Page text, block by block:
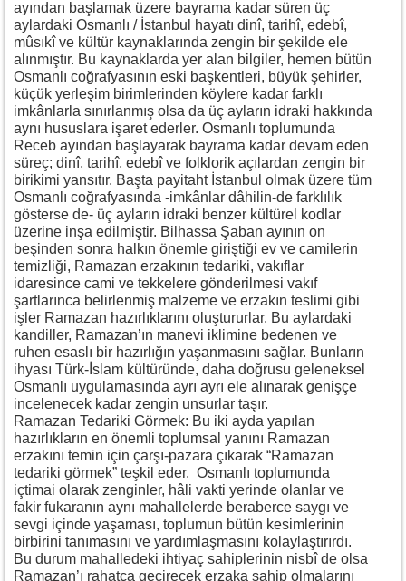
ayından başlamak üzere bayrama kadar süren üç
aylardaki Osmanlı / İstanbul hayatı dinî, tarihî, edebî,
mûsıkî ve kültür kaynaklarında zengin bir şekilde ele
alınmıştır. Bu kaynaklarda yer alan bilgiler, hemen bütün
Osmanlı coğrafyasının eski başkentleri, büyük şehirler,
küçük yerleşim birimlerinden köylere kadar farklı
imkânlarla sınırlanmış olsa da üç ayların idraki hakkında
aynı hususlara işaret ederler. Osmanlı toplumunda
Receb ayından başlayarak bayrama kadar devam eden
süreç; dinî, tarihî, edebî ve folklorik açılardan zengin bir
birikimi yansıtır. Başta payitaht İstanbul olmak üzere tüm
Osmanlı coğrafyasında -imkânlar dâhilin-de farklılık
gösterse de- üç ayların idraki benzer kültürel kodlar
üzerine inşa edilmiştir. Bilhassa Şaban ayının on
beşinden sonra halkın önemle giriştiği ev ve camilerin
temizliği, Ramazan erzakının tedariki, vakıflar
idaresince cami ve tekkelere gönderilmesi vakıf
şartlarınca belirlenmiş malzeme ve erzakın teslimi gibi
işler Ramazan hazırlıklarını oluştururlar. Bu aylardaki
kandiller, Ramazan’ın manevi iklimine bedenen ve
ruhen esaslı bir hazırlığın yaşanmasını sağlar. Bunların
ihyası Türk-İslam kültüründe, daha doğrusu geleneksel
Osmanlı uygulamasında ayrı ayrı ele alınarak genişçe
incelenecek kadar zengin unsurlar taşır.
Ramazan Tedariki Görmek: Bu iki ayda yapılan
hazırlıkların en önemli toplumsal yanını Ramazan
erzakını temin için çarşı-pazara çıkarak “Ramazan
tedariki görmek” teşkil eder. Osmanlı toplumunda
içtimai olarak zenginler, hâli vakti yerinde olanlar ve
fakir fukaranın aynı mahallelerde beraberce saygı ve
sevgi içinde yaşaması, toplumun bütün kesimlerinin
birbirini tanımasını ve yardımlaşmasını kolaylaştırırdı.
Bu durum mahalledeki ihtiyaç sahiplerinin nisbî de olsa
Ramazan’ı rahatça geçirecek erzaka sahip olmalarını